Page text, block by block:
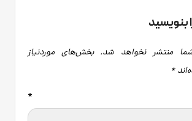
بنویسید
منتشر نخواهد شد. بخش‌های موردنیاز
*
*